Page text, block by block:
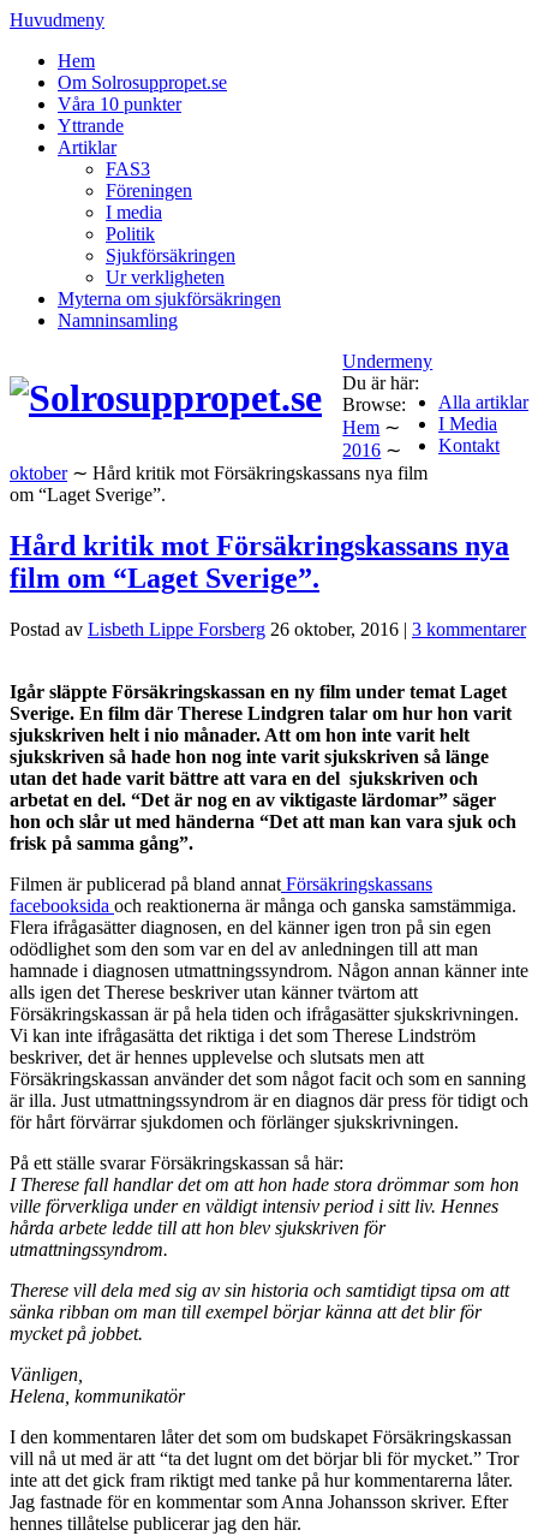
Huvudmeny
Hem
Om Solrosuppropet.se
Våra 10 punkter
Yttrande
Artiklar
FAS3
Föreningen
I media
Politik
Sjukförsäkringen
Ur verkligheten
Myterna om sjukförsäkringen
Namninsamling
Undermeny
Alla artiklar
I Media
Kontakt
Du är här:
Browse:
Hem ∼
2016 ∼
oktober ∼ Hård kritik mot Försäkringskassans nya film
om “Laget Sverige”.
Hård kritik mot Försäkringskassans nya
film om “Laget Sverige”.
Postad av Lisbeth Lippe Forsberg 26 oktober, 2016 | 3 kommentarer
Igår släppte Försäkringskassan en ny film under temat Laget
Sverige. En film där Therese Lindgren talar om hur hon varit
sjukskriven helt i nio månader. Att om hon inte varit helt
sjukskriven så hade hon nog inte varit sjukskriven så länge
utan det hade varit bättre att vara en del sjukskriven och
arbetat en del. “Det är nog en av viktigaste lärdomar” säger
hon och slår ut med händerna “Det att man kan vara sjuk och
frisk på samma gång”.
Filmen är publicerad på bland annat Försäkringskassans
facebooksida och reaktionerna är många och ganska samstämmiga.
Flera ifrågasätter diagnosen, en del känner igen tron på sin egen
odödlighet som den som var en del av anledningen till att man
hamnade i diagnosen utmattningssyndrom. Någon annan känner inte
alls igen det Therese beskriver utan känner tvärtom att
Försäkringskassan är på hela tiden och ifrågasätter sjukskrivningen.
Vi kan inte ifrågasätta det riktiga i det som Therese Lindström
beskriver, det är hennes upplevelse och slutsats men att
Försäkringskassan använder det som något facit och som en sanning
är illa. Just utmattningssyndrom är en diagnos där press för tidigt och
för hårt förvärrar sjukdomen och förlänger sjukskrivningen.
På ett ställe svarar Försäkringskassan så här:
I Therese fall handlar det om att hon hade stora drömmar som hon
ville förverkliga under en väldigt intensiv period i sitt liv. Hennes
hårda arbete ledde till att hon blev sjukskriven för
utmattningssyndrom.
Therese vill dela med sig av sin historia och samtidigt tipsa om att
sänka ribban om man till exempel börjar känna att det blir för
mycket på jobbet.
Vänligen,
Helena, kommunikatör
I den kommentaren låter det som om budskapet Försäkringskassan
vill nå ut med är att “ta det lugnt om det börjar bli för mycket.” Tror
inte att det gick fram riktigt med tanke på hur kommentarerna låter.
Jag fastnade för en kommentar som Anna Johansson skriver. Efter
hennes tillåtelse publicerar jag den här.